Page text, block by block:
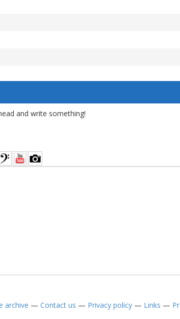
and write something!
archive — Contact us — Privacy policy— Links —